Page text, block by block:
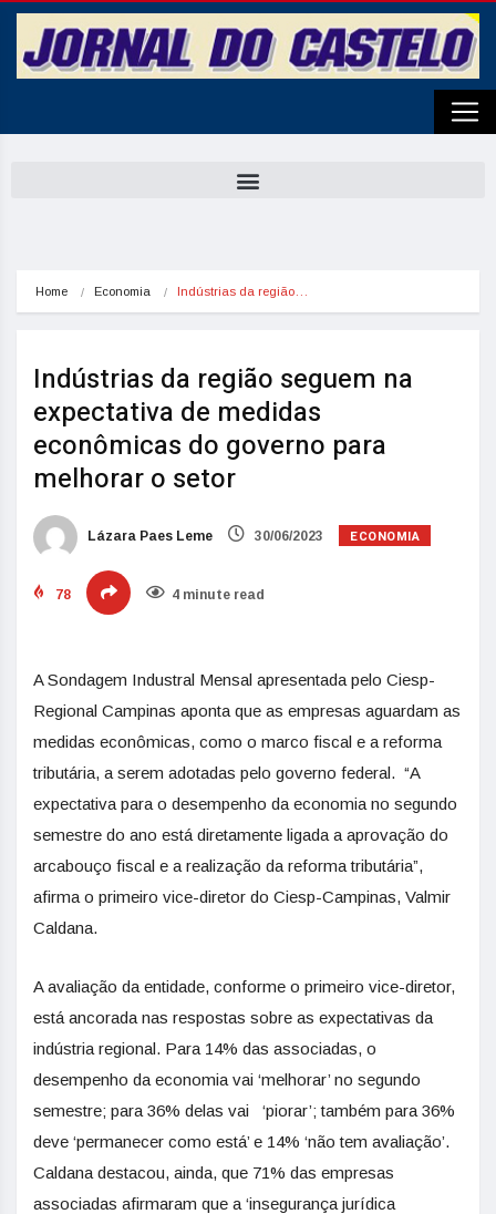
Home Economia Indústrias da região…
Indústrias da região seguem na
expectativa de medidas
econômicas do governo para
melhorar o setor
Lázara Paes Leme 30/06/2023 ECONOMIA
78 4 minute read
A Sondagem Industral Mensal apresentada pelo Ciesp-
Regional Campinas aponta que as empresas aguardam as
medidas econômicas, como o marco fiscal e a reforma
tributária, a serem adotadas pelo governo federal. “A
expectativa para o desempenho da economia no segundo
semestre do ano está diretamente ligada a aprovação do
arcabouço fiscal e a realização da reforma tributária”,
afirma o primeiro vice-diretor do Ciesp-Campinas, Valmir
Caldana.
A avaliação da entidade, conforme o primeiro vice-diretor,
está ancorada nas respostas sobre as expectativas da
indústria regional. Para 14% das associadas, o
desempenho da economia vai ‘melhorar’ no segundo
semestre; para 36% delas vai ‘piorar’; também para 36%
deve ‘permanecer como está’ e 14% ‘não tem avaliação’.
Caldana destacou, ainda, que 71% das empresas
associadas afirmaram que a ‘insegurança jurídica